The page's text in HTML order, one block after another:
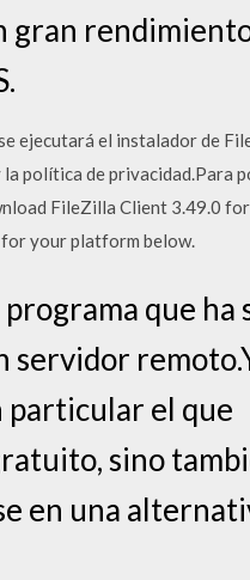
gran
ejecutará el instalador de
la política de privacidad.Para
FileZilla Client 3.49.0
your platform below.
que ha
servidor
particular el que
sino
en una